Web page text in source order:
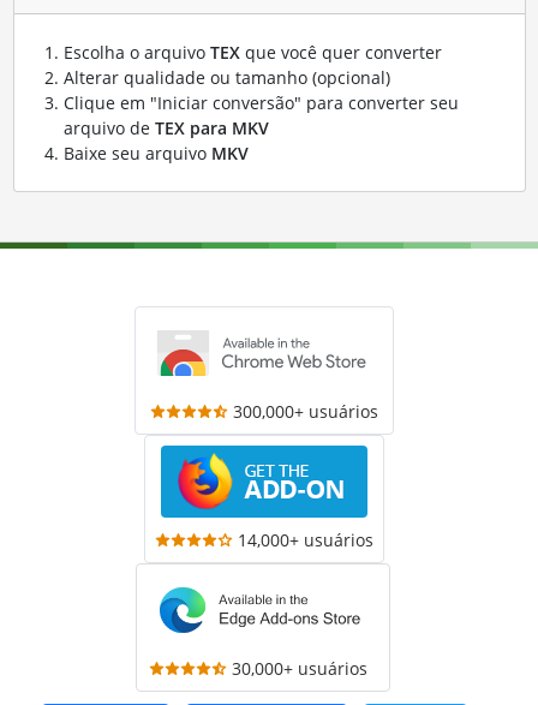
Escolha o arquivo TEXque você quer converter
Alterar qualidade ou tamanho (opcional)
Clique em "Iniciar conversão" para converter seu
arquivo de TEX para MKV
Baixe seu arquivo MKV
300,000+ usuários
14,000+ usuários
30,000+ usuários